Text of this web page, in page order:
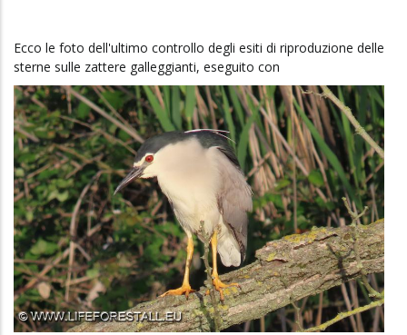
Ecco le foto dell'ultimo controllo degli esiti di riproduzione delle
sterne sulle zattere galleggianti, eseguito con